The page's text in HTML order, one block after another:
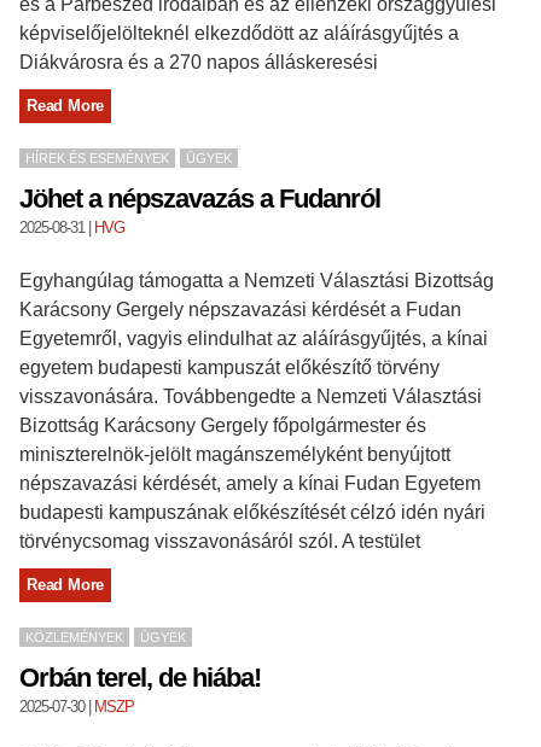
és a Párbeszéd irodáiban és az ellenzéki országgyűlési
képviselőjelölteknél elkezdődött az aláírásgyűjtés a
Diákvárosra és a 270 napos álláskeresési
Read More
HÍREK ÉS ESEMÉNYEK ÜGYEK
Jöhet a népszavazás a Fudanról
2025-08-31 HVG
Egyhangúlag támogatta a Nemzeti Választási Bizottság
Karácsony Gergely népszavazási kérdését a Fudan
Egyetemről, vagyis elindulhat az aláírásgyűjtés, a kínai
egyetem budapesti kampuszát előkészítő törvény
visszavonására. Továbbengedte a Nemzeti Választási
Bizottság Karácsony Gergely főpolgármester és
miniszterelnök-jelölt magánszemélyként benyújtott
népszavazási kérdését, amely a kínai Fudan Egyetem
budapesti kampuszának előkészítését célzó idén nyári
törvénycsomag visszavonásáról szól. A testület
Read More
KÖZLEMÉNYEK ÜGYEK
Orbán terel, de hiába!
2025-07-30| MSZP